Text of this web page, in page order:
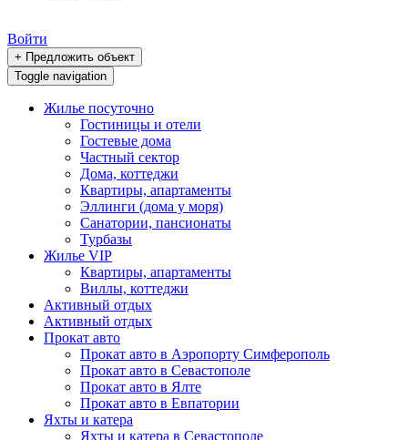
Войти
+ Предложить объект
Toggle navigation
Жилье посуточно
Гостиницы и отели
Гостевые дома
Частный сектор
Дома, коттеджи
Квартиры, апартаменты
Эллинги (дома у моря)
Санатории, пансионаты
Турбазы
Жилье VIP
Квартиры, апартаменты
Виллы, коттеджи
Активный отдых
Активный отдых
Прокат авто
Прокат авто в Аэропорту Симферополь
Прокат авто в Севастополе
Прокат авто в Ялте
Прокат авто в Евпатории
Яхты и катера
Яхты и катера в Севастополе